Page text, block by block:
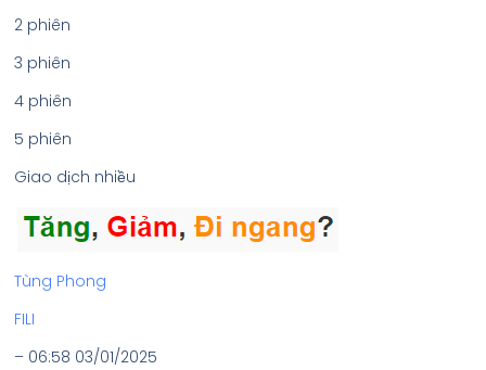
2 phiên
3 phiên
4 phiên
5 phiên
Giao dịch nhiều
Tùng Phong
FILI
– 06:58 03/01/2025